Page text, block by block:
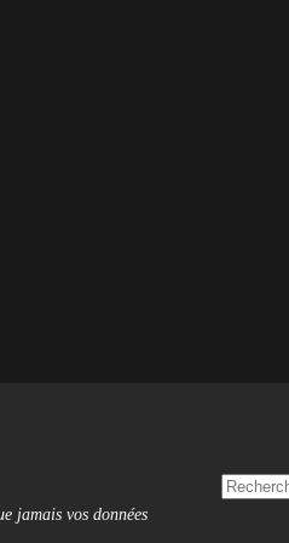
jamais vos données